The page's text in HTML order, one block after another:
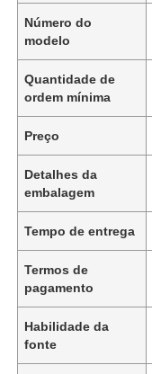
Número do
modelo
Quantidade de
ordem mínima
Preço
Detalhes da
embalagem
Tempo de entrega
Termos de
pagamento
Habilidade da
fonte